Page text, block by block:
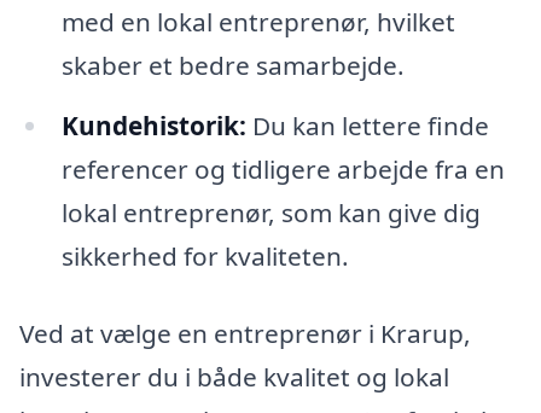
med en lokal entreprenør, hvilket
skaber et bedre samarbejde.
Kundehistorik: Du kan lettere finde
referencer og tidligere arbejde fra en
lokal entreprenør, som kan give dig
sikkerhed for kvaliteten.
Ved at vælge en entreprenør i Krarup,
investerer du i både kvalitet og lokal